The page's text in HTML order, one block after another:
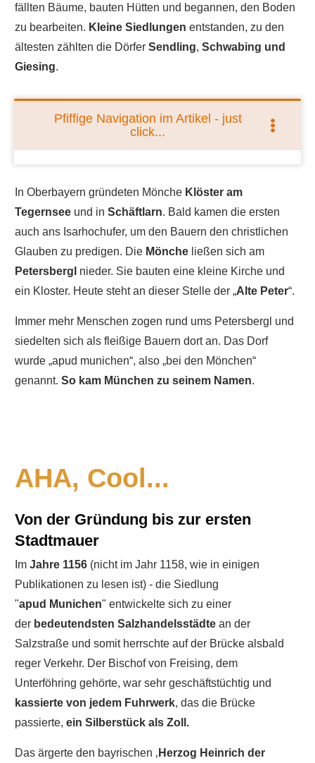
fällten Bäume, bauten Hütten und begannen, den Boden
zu bearbeiten. Kleine Siedlungen entstanden, zu den
ältesten zählten die Dörfer Sendling, Schwabing und
Giesing.
Pfiffige Navigation im Artikel - just
click...
In Oberbayern gründeten Mönche Klöster am
Tegernsee und in Schäftlarn. Bald kamen die ersten
auch ans Isarhochufer, um den Bauern den christlichen
Glauben zu predigen. Die Mönche ließen sich am
Petersbergl nieder. Sie bauten eine kleine Kirche und
ein Kloster. Heute steht an dieser Stelle der „Alte Peter“.
Immer mehr Menschen zogen rund ums Petersbergl und
siedelten sich als fleißige Bauern dort an. Das Dorf
wurde „apud munichen“, also „bei den Mönchen“
genannt. So kam München zu seinem Namen.
AHA, Cool...
Von der Gründung bis zur ersten
Stadtmauer
Im Jahre 1156 (nicht im Jahr 1158, wie in einigen
Publikationen zu lesen ist) - die Siedlung
"apud Munichen" entwickelte sich zu einer
der bedeutendsten Salzhandelsstädte an der
Salzstraße und somit herrschte auf der Brücke alsbald
reger Verkehr. Der Bischof von Freising, dem
Unterföhring gehörte, war sehr geschäftstüchtig und
kassierte von jedem Fuhrwerk, das die Brücke
passierte, ein Silberstück als Zoll.
Das ärgerte den bayrischen ‚ Herzog Heinrich der